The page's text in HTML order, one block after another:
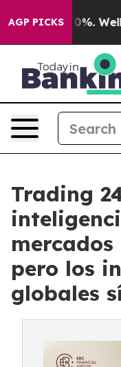
AGP PICKS
40%. Well, it
Trading
pero los
globales